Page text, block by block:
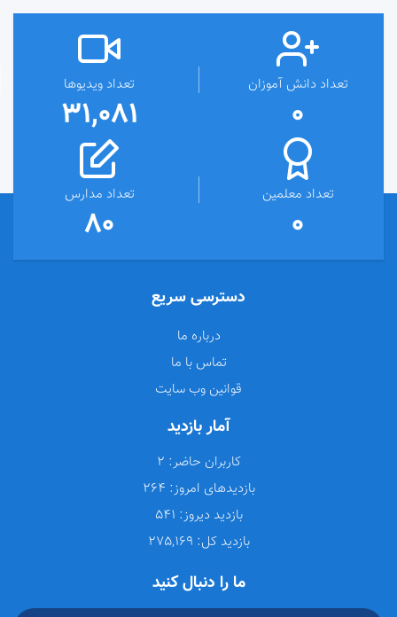
تعداد دانش آموزان
0
تعداد ویدیوها
31,081
تعداد معلمین
0
تعداد مدارس
80
دسترسی سریع
درباره ما
تماس با ما
قوانین وب سایت
آمار بازدید
کاربران حاضر:
بازدیدهای امروز:
بازدید دیروز:
بازدید کل:
ما را دنبال کنید